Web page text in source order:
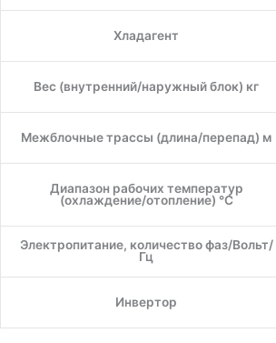
Хладагент
Вес (внутренний/наружный блок) кг
Межблочные трассы (длина/перепад) м
Диапазон рабочих температур
(охлаждение/отопление) °C
Электропитание, количество фаз/Вольт/
Гц
Инвертор